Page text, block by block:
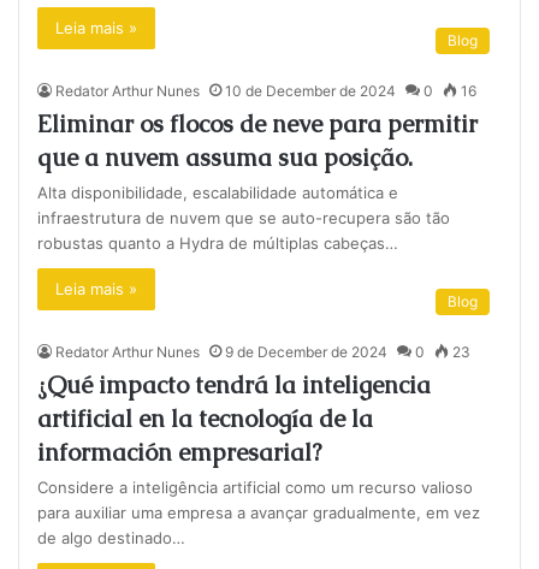
Leia mais »
Blog
Redator Arthur Nunes 10 de December de 2024 0 16
Eliminar os flocos de neve para permitir
que a nuvem assuma sua posição.
Alta disponibilidade, escalabilidade automática e
infraestrutura de nuvem que se auto-recupera são tão
robustas quanto a Hydra de múltiplas cabeças…
Leia mais »
Blog
Redator Arthur Nunes 9 de December de 2024 0 23
¿Qué impacto tendrá la inteligencia
artificial en la tecnología de la
información empresarial?
Considere a inteligência artificial como um recurso valioso
para auxiliar uma empresa a avançar gradualmente, em vez
de algo destinado…